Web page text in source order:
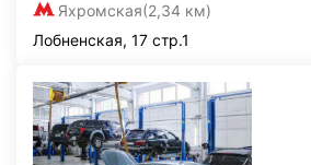
Яхромская(2,34 км)
Лобненская, 17 стр.1